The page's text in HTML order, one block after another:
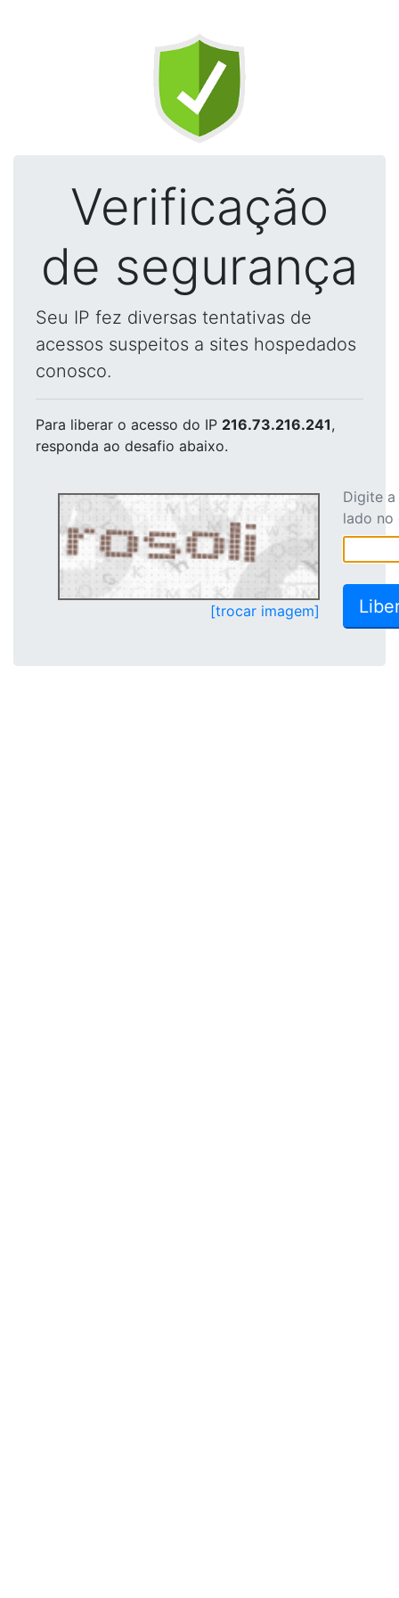
Verificação
de segurança
Seu IP fez diversas tentativas de
acessos suspeitos a sites hospedados
conosco.
Para liberar o acesso do IP 216.73.216.241,
responda ao desafio abaixo.
[trocar imagem]
Digite
lado no